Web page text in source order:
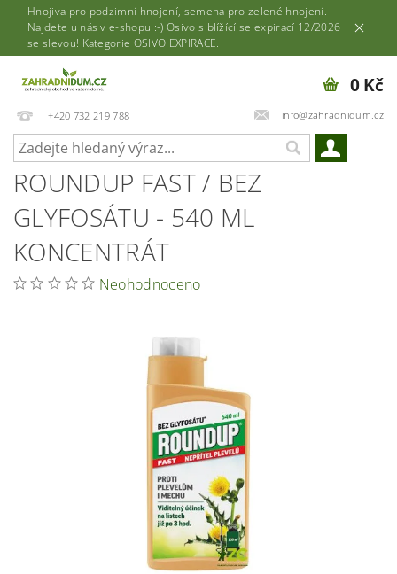
Hnojiva pro podzimní hnojení, semena pro zelené hnojení.
Najdete u nás v e-shopu :-) Osivo s blížící se expirací 12/2026
se slevou! Kategorie OSIVO EXPIRACE.
+420 732 219 788 info@zahradnidum.cz
0 Kč
ROUNDUP FAST / BEZ
GLYFOSÁTU - 540 ML
KONCENTRÁT
Neohodnoceno